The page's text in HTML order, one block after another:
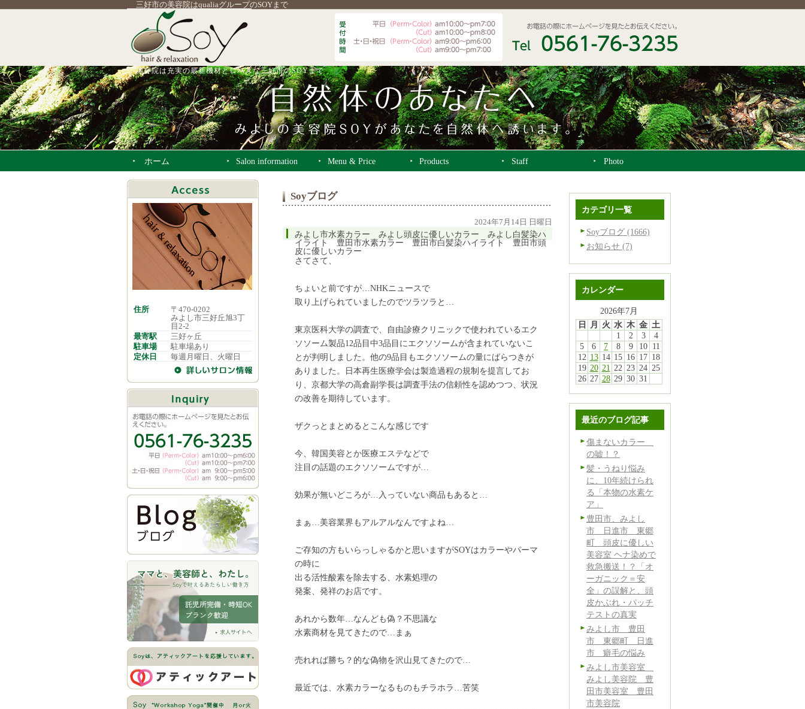
三好市の美容院はqualiaグループのSOYまで
美容院は充実の最新機材とロハスな三好市のSOYまで
ホーム Salon information Menu & Price Products Staff Photo
Soyブログ
2024年7月14日 日曜日
みよし市水素カラー みよし頭皮に優しいカラー みよし白髪染ハ
イライト 豊田市水素カラー 豊田市白髪染ハイライト 豊田市頭
皮に優しいカラー
さてさて、
ちょいと前ですが…NHKニュースで
取り上げられていましたのでツラツラと…
東京医科大学の調査で、自由診療クリニックで使われているエク
ソソーム製品12品目中3品目にエクソソームが含まれていないこ
とが判明しました。他の9品目もエクソソームの量にばらつきが
ありました。日本再生医療学会は製造過程の規制を提言してお
り、京都大学の高倉副学長は調査手法の信頼性を認めつつ、状況
の改善を期待しています。
ザクっとまとめるとこんな感じです
今、韓国美容とか医療エステなどで
注目の話題のエクソソームですが…
効果が無いどころが…入っていない商品もあると…
まぁ…美容業界もアルアルなんですよね…
ご存知の方もいらっしゃるかと思いますがSOYはカラーやパーマ
の時に
出る活性酸素を除去する、水素処理の
発案、発祥のお店です。
あれから数年…なんども偽？不思議な
水素商材を見てきたので…まぁ
売れれば勝ち？的な偽物を沢山見てきたので…
最近では、水素カラーなるものもチラホラ…苦笑
カテゴリ一覧
Soyブログ (1666)
お知らせ (7)
カレンダー
2026年7月
日
月 火 水 木 金 土
1
2 3
4
5
6 7 8 9 10 11
12 13 14 15 16 17 18
19 20 21 22 23 24 25
26 27 28 29 30 31
最近のブログ記事
傷まないカラー
の嘘！？
髪・うねり悩み
に、10年続けられ
る「本物の水素ケ
ア」
豊田市、みよし
市 日進市 東郷
町 頭皮に優しい
美容室 ヘナ染めで
救急搬送！？「オ
ーガニック＝安
全」の誤解と、頭
皮かぶれ・パッチ
テストの真実
みよし市 豊田
市 東郷町 日進
市 癖毛の悩み
みよし市美容室
みよし美容院 豊
田市美容室 豊田
市美容院
住所
〒470-0202
みよし市三好丘旭3丁
目2-2
最寄駅
三好ヶ丘
駐車場
駐車場あり
定休日
毎週月曜日、火曜日